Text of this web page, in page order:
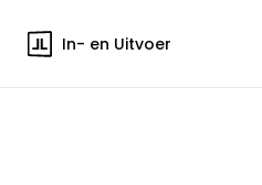
In- en Uitvoer